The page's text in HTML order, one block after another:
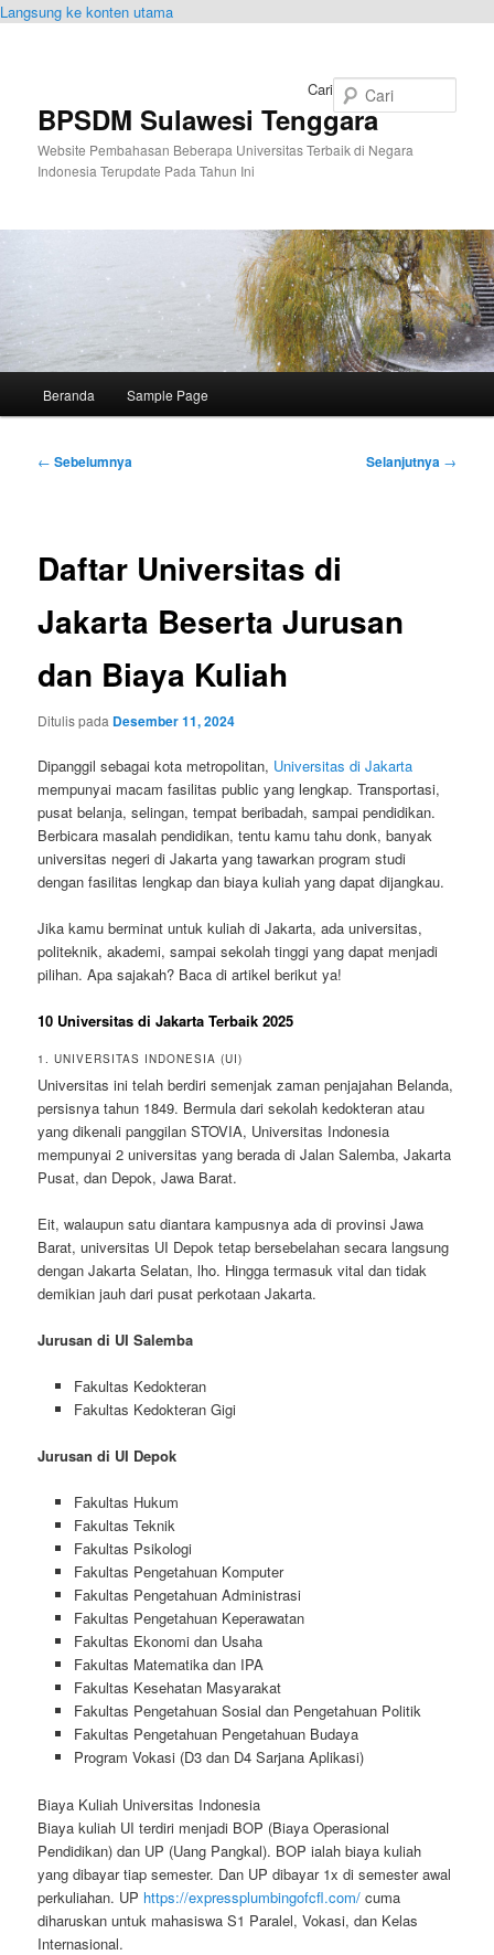
Langsung ke konten utama
BPSDM Sulawesi Tenggara
Website Pembahasan Beberapa Universitas Terbaik di Negara
Indonesia Terupdate Pada Tahun Ini
Cari
Beranda Sample Page
Navigasi
← Sebelumnya Selanjutnya →
Daftar Universitas di
Jakarta Beserta Jurusan
dan Biaya Kuliah
Ditulis pada Desember 11, 2024
Dipanggil sebagai kota metropolitan, Universitas di Jakarta
mempunyai macam fasilitas public yang lengkap. Transportasi,
pusat belanja, selingan, tempat beribadah, sampai pendidikan.
Berbicara masalah pendidikan, tentu kamu tahu donk, banyak
universitas negeri di Jakarta yang tawarkan program studi
dengan fasilitas lengkap dan biaya kuliah yang dapat dijangkau.
Jika kamu berminat untuk kuliah di Jakarta, ada universitas,
politeknik, akademi, sampai sekolah tinggi yang dapat menjadi
pilihan. Apa sajakah? Baca di artikel berikut ya!
10 Universitas di Jakarta Terbaik 2025
1. UNIVERSITAS INDONESIA (UI)
Universitas ini telah berdiri semenjak zaman penjajahan Belanda,
persisnya tahun 1849. Bermula dari sekolah kedokteran atau
yang dikenali panggilan STOVIA, Universitas Indonesia
mempunyai 2 universitas yang berada di Jalan Salemba, Jakarta
Pusat, dan Depok, Jawa Barat.
Eit, walaupun satu diantara kampusnya ada di provinsi Jawa
Barat, universitas UI Depok tetap bersebelahan secara langsung
dengan Jakarta Selatan, lho. Hingga termasuk vital dan tidak
demikian jauh dari pusat perkotaan Jakarta.
Jurusan di UI Salemba
Fakultas Kedokteran
Fakultas Kedokteran Gigi
Jurusan di UI Depok
Fakultas Hukum
Fakultas Teknik
Fakultas Psikologi
Fakultas Pengetahuan Komputer
Fakultas Pengetahuan Administrasi
Fakultas Pengetahuan Keperawatan
Fakultas Ekonomi dan Usaha
Fakultas Matematika dan IPA
Fakultas Kesehatan Masyarakat
Fakultas Pengetahuan Sosial dan Pengetahuan Politik
Fakultas Pengetahuan Pengetahuan Budaya
Program Vokasi (D3 dan D4 Sarjana Aplikasi)
Biaya Kuliah Universitas Indonesia
Biaya kuliah UI terdiri menjadi BOP (Biaya Operasional
Pendidikan) dan UP (Uang Pangkal). BOP ialah biaya kuliah
yang dibayar tiap semester. Dan UP dibayar 1x di semester awal
perkuliahan. UP https://expressplumbingofcfl.com/ cuma
diharuskan untuk mahasiswa S1 Paralel, Vokasi, dan Kelas
Internasional.